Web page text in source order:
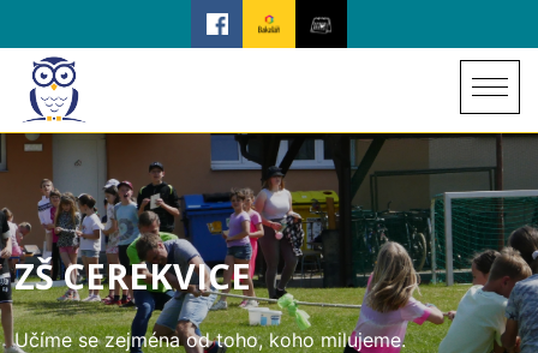
ZŠ CEREKVICE
Učíme se zejména od toho, koho milujeme.